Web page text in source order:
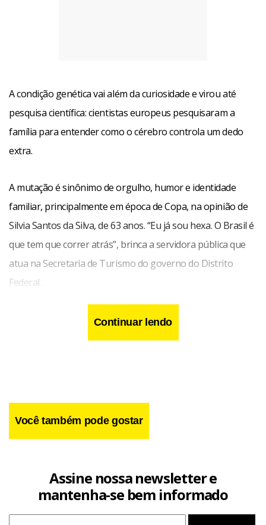
A condição genética vai além da curiosidade e virou até
pesquisa científica: cientistas europeus pesquisaram a
família para entender como o cérebro controla um dedo
extra.
A mutação é sinônimo de orgulho, humor e identidade
familiar, principalmente em época de Copa, na opinião de
Silvia Santos da Silva, de 63 anos. “Eu já sou hexa. O Brasil é
que tem que correr atrás”, brinca a servidora pública que
atua na Secretaria de Turismo do governo do Distrito
Federal.
Continuar lendo
Você também pode gostar
Assine nossa newsletter e
mantenha-se bem informado